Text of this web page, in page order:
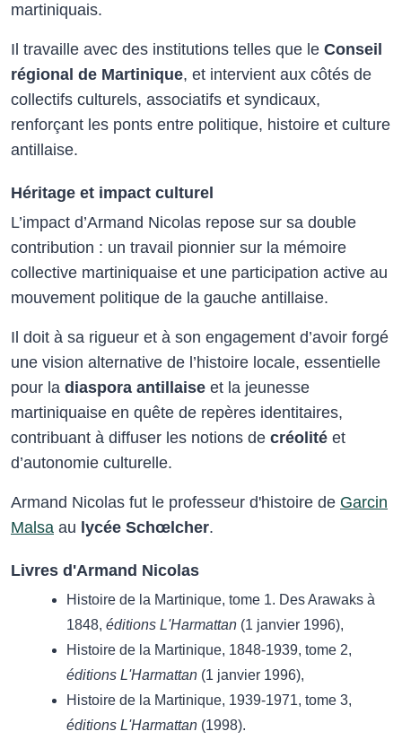
martiniquais.
Il travaille avec des institutions telles que le Conseil
régional de Martinique, et intervient aux côtés de
collectifs culturels, associatifs et syndicaux,
renforçant les ponts entre politique, histoire et culture
antillaise.
Héritage et impact culturel
L’impact d’Armand Nicolas repose sur sa double
contribution : un travail pionnier sur la mémoire
collective martiniquaise et une participation active au
mouvement politique de la gauche antillaise.
Il doit à sa rigueur et à son engagement d’avoir forgé
une vision alternative de l’histoire locale, essentielle
pour la diaspora antillaise et la jeunesse
martiniquaise en quête de repères identitaires,
contribuant à diffuser les notions de créolité et
d’autonomie culturelle.
Armand Nicolas fut le professeur d'histoire de Garcin
Malsa au lycée Schœlcher.
Livres d'Armand Nicolas
Histoire de la Martinique, tome 1. Des Arawaks à
1848, éditions L'Harmattan (1 janvier 1996),
Histoire de la Martinique, 1848-1939, tome 2,
éditions L'Harmattan (1 janvier 1996),
Histoire de la Martinique, 1939-1971, tome 3,
éditions L'Harmattan (1998).